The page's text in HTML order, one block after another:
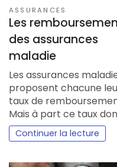
ASSURANCES
Les
des assurances
maladie
Les assurances
proposent chacune
taux de
Mais à part ce taux
Continuer la lecture